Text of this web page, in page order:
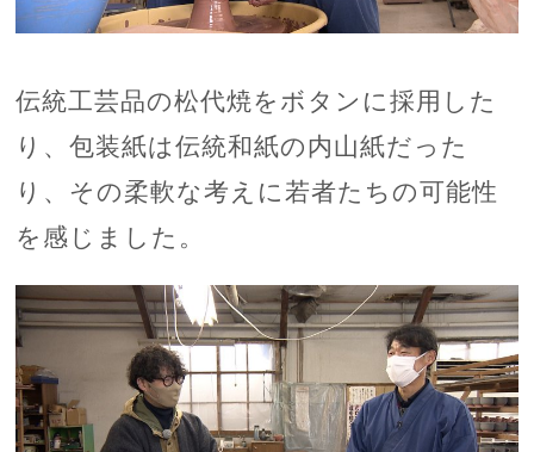
伝統工芸品の松代焼をボタンに採用した
り、包装紙は伝統和紙の内山紙だった
り、その柔軟な考えに若者たちの可能性
を感じました。